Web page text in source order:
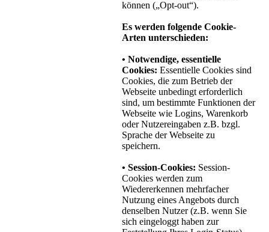
können („Opt-out“).
Es werden folgende Cookie-
Arten unterschieden:
• Notwendige, essentielle
Cookies: Essentielle Cookies sind
Cookies, die zum Betrieb der
Webseite unbedingt erforderlich
sind, um bestimmte Funktionen der
Webseite wie Logins, Warenkorb
oder Nutzereingaben z.B. bzgl.
Sprache der Webseite zu
speichern.
• Session-Cookies: Session-
Cookies werden zum
Wiedererkennen mehrfacher
Nutzung eines Angebots durch
denselben Nutzer (z.B. wenn Sie
sich eingeloggt haben zur